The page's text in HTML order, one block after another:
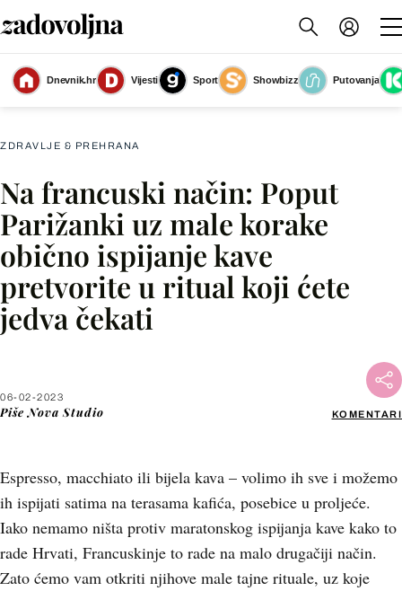
Dnevnik.hr Vijesti Sport Showbizz Putovanja
Jedna od tajni je i slatki desert uz ritual ispijanja kave postaje jedan od
omiljenih u danu
(Foto: Nova Studio/Tibor Marochini)
ZDRAVLJE & PREHRANA
Na francuski način: Poput
Parižanki uz male korake
obično ispijanje kave
pretvorite u ritual koji ćete
jedva čekati
06-02-2023
Piše Nova Studio KOMENTARI
Espresso, macchiato ili bijela kava – volimo ih sve i možemo
ih ispijati satima na terasama kafića, posebice u proljeće.
Iako nemamo ništa protiv maratonskog ispijanja kave kako to
rade Hrvati, Francuskinje to rade na malo drugačiji način.
Zato ćemo vam otkriti njihove male tajne rituale, uz koje
Facebook
X
WhatsApp